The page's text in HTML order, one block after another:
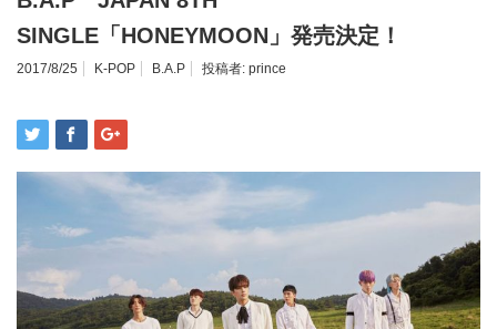
SINGLE「HONEYMOON」発売決定！
2017/8/25 K-POP B.A.P 投稿者: prince